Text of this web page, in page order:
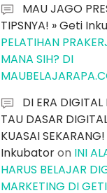
MAU JAGO
TIPSNYA! » Geti
PELATIHAN
MANA SIH? DI
DI ERA DIGITAL
TAU DASAR
KUASAI
Inkubatoron INI
HARUS BELAJAR
MARKETING DI GETI